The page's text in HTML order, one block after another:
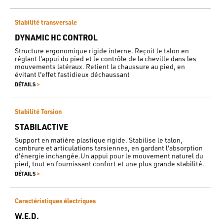
Stabilité transversale
DYNAMIC HC CONTROL
Structure ergonomique rigide interne. Reçoit le talon en
réglant l'appui du pied et le contrôle de la cheville dans les
mouvements latéraux. Retient la chaussure au pied, en
évitant l'effet fastidieux déchaussant
DÉTAILS >
Stabilité Torsion
STABILACTIVE
Support en matière plastique rigide. Stabilise le talon,
cambrure et articulations tarsiennes, en gardant l'absorption
d'énergie inchangée.Un appui pour le mouvement naturel du
pied, tout en fournissant confort et une plus grande stabilité.
DÉTAILS >
Caractéristiques électriques
W.E.D.